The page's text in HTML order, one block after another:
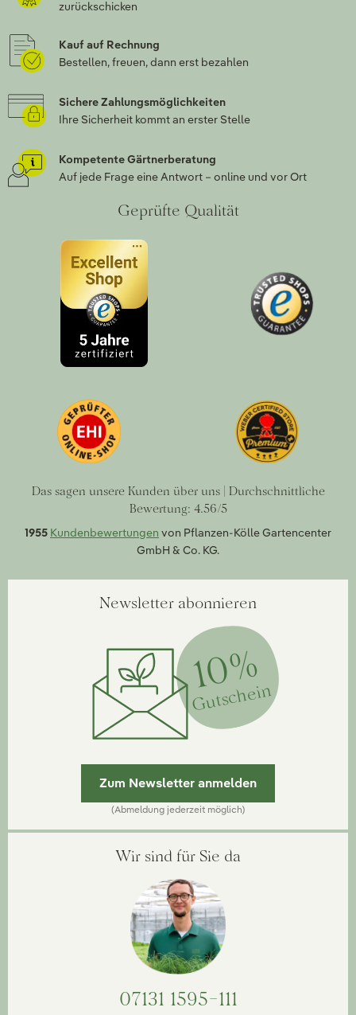
zurückschicken
Kauf auf Rechnung
Bestellen, freuen, dann erst bezahlen
Sichere Zahlungsmöglichkeiten
Ihre Sicherheit kommt an erster Stelle
Kompetente Gärtnerberatung
Auf jede Frage eine Antwort – online und vor Ort
Geprüfte Qualität
Das sagen unsere Kunden über uns | Durchschnittliche
Bewertung: 4.56/5
1955 Kundenbewertungen von Pflanzen-Kölle Gartencenter
GmbH & Co. KG.
Newsletter abonnieren
10%
Gutschein
Zum Newsletter anmelden
(Abmeldung jederzeit möglich)
Wir sind für Sie da
07131 1595-111